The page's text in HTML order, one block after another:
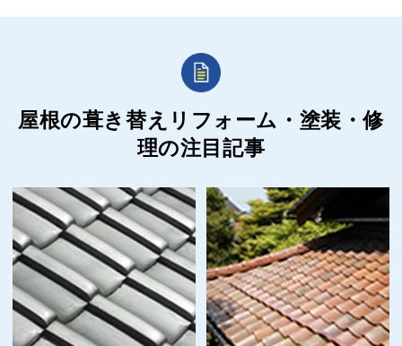
屋根の葺き替えリフォーム・塗装・修
理の注目記事